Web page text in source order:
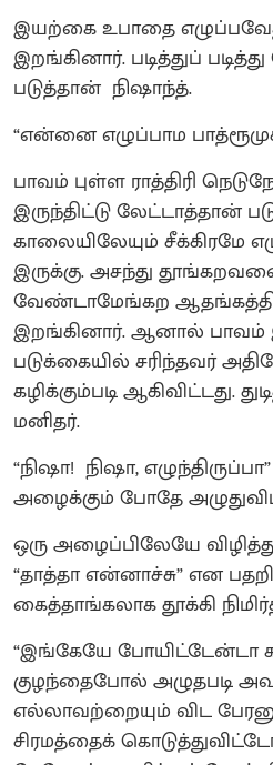
இயற்கை உபாதை
இறங்கினார். படித்துப்
படுத்தான் நிஷாந்த்.
“என்னை எழுப்பாம
பாவம் புள்ள ராத்திரி
இருந்திட்டு லேட்டாத்தான்
காலையிலேயும் சீக்கிரமே
இருக்கு. அசந்து
வேண்டாமேங்கற
இறங்கினார். ஆனால்
படுக்கையில் சரிந்தவர்
கழிக்கும்படி ஆகிவிட்டது.
மனிதர்.
“நிஷா! நிஷா,
அழைக்கும் போதே
ஒரு அழைப்பிலேயே
“தாத்தா என்னாச்சு” என
கைத்தாங்கலாக தூக்கி
“இங்கேயே
குழந்தைபோல் அழுதபடி
எல்லாவற்றையும் விட
சிரமத்தைக்